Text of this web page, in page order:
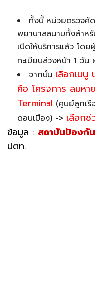
ทั้งนี้ หน่วยตรวจคั
พยาบาลสนามทั้งสำห
เปิดให้บริการแล้ว โด
ทะเบียนล่วงหน้า 1 วัน
จากนั้น เลือกเมนู
คือ โครงการ ลมหา
Terminal (ศูนย์ลูกเรื
ดอนเมือง) -> เลือกช่
ข้อมูล : สถาบันป้องกั
ปตท.